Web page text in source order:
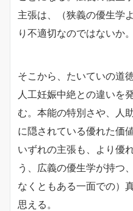
主張は、（狭義の優生学
り不適切なのではないか。
そこから、たいていの道
人工妊娠中絶との違いを
む。本能の特別さや、人
に隠されている優れた価
いずれの主張も、より優
う、広義の優生学が持つ
なくともある一面での）
思える。